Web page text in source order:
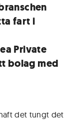
fart i
Private
bolag med
det tungt det